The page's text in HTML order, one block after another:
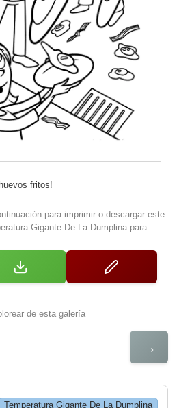
fritos!
para imprimir o descargar este
Gigante De La Dumplina para
de esta galería
→
Temperatura Gigante De La Dumplina